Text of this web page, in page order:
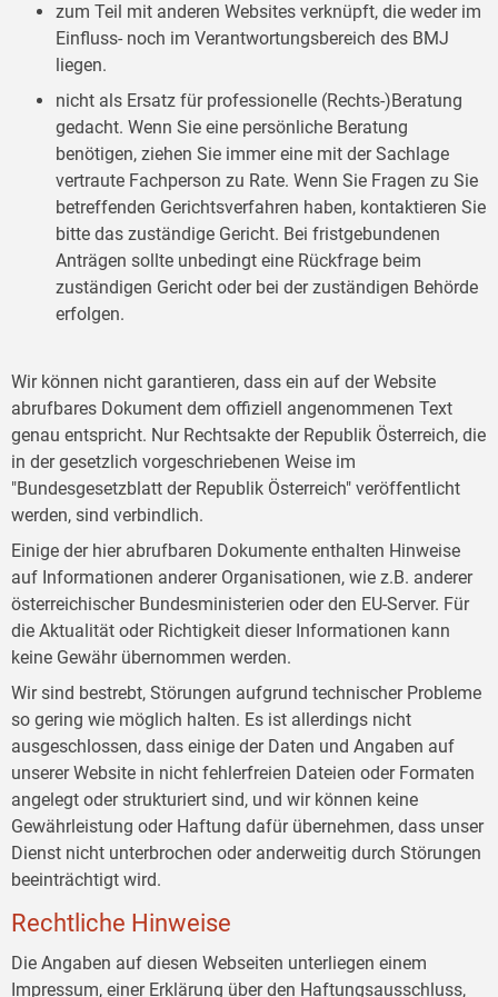
zum Teil mit anderen Websites verknüpft, die weder im
Einfluss- noch im Verantwortungsbereich des BMJ
liegen.
nicht als Ersatz für professionelle (Rechts-)Beratung
gedacht. Wenn Sie eine persönliche Beratung
benötigen, ziehen Sie immer eine mit der Sachlage
vertraute Fachperson zu Rate. Wenn Sie Fragen zu Sie
betreffenden Gerichtsverfahren haben, kontaktieren Sie
bitte das zuständige Gericht. Bei fristgebundenen
Anträgen sollte unbedingt eine Rückfrage beim
zuständigen Gericht oder bei der zuständigen Behörde
erfolgen.
Wir können nicht garantieren, dass ein auf der Website
abrufbares Dokument dem offiziell angenommenen Text
genau entspricht. Nur Rechtsakte der Republik Österreich, die
in der gesetzlich vorgeschriebenen Weise im
"Bundesgesetzblatt der Republik Österreich" veröffentlicht
werden, sind verbindlich.
Einige der hier abrufbaren Dokumente enthalten Hinweise
auf Informationen anderer Organisationen, wie z.B. anderer
österreichischer Bundesministerien oder den EU-Server. Für
die Aktualität oder Richtigkeit dieser Informationen kann
keine Gewähr übernommen werden.
Wir sind bestrebt, Störungen aufgrund technischer Probleme
so gering wie möglich halten. Es ist allerdings nicht
ausgeschlossen, dass einige der Daten und Angaben auf
unserer Website in nicht fehlerfreien Dateien oder Formaten
angelegt oder strukturiert sind, und wir können keine
Gewährleistung oder Haftung dafür übernehmen, dass unser
Dienst nicht unterbrochen oder anderweitig durch Störungen
beeinträchtigt wird.
Rechtliche Hinweise
Die Angaben auf diesen Webseiten unterliegen einem
Impressum, einer Erklärung über den Haftungsausschluss,